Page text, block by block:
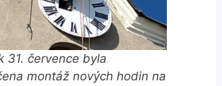
31. července byla
montáž nových hodin na